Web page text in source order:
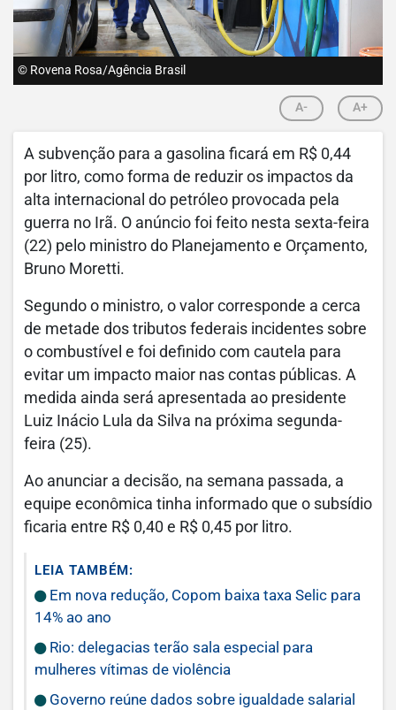
© Rovena Rosa/Agência Brasil
A- A+
A subvenção para a gasolina ficará em R$ 0,44
por litro, como forma de reduzir os impactos da
alta internacional do petróleo provocada pela
guerra no Irã. O anúncio foi feito nesta sexta-feira
(22) pelo ministro do Planejamento e Orçamento,
Bruno Moretti.
Segundo o ministro, o valor corresponde a cerca
de metade dos tributos federais incidentes sobre
o combustível e foi definido com cautela para
evitar um impacto maior nas contas públicas. A
medida ainda será apresentada ao presidente
Luiz Inácio Lula da Silva na próxima segunda-
feira (25).
Ao anunciar a decisão, na semana passada, a
equipe econômica tinha informado que o subsídio
ficaria entre R$ 0,40 e R$ 0,45 por litro.
LEIA TAMBÉM:
Em nova redução, Copom baixa taxa Selic para
14% ao ano
Rio: delegacias terão sala especial para
mulheres vítimas de violência
Governo reúne dados sobre igualdade salarial